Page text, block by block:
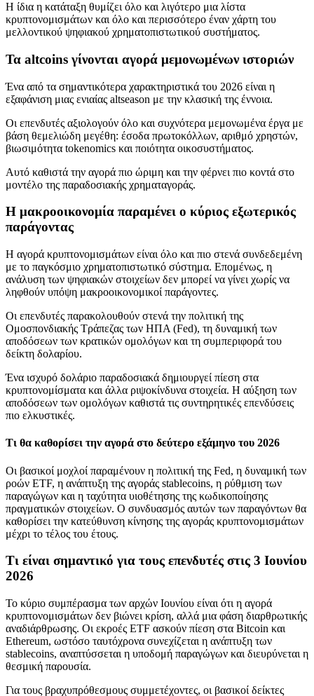
Η ίδια η κατάταξη θυμίζει όλο και λιγότερο μια λίστα
κρυπτονομισμάτων και όλο και περισσότερο έναν χάρτη του
μελλοντικού ψηφιακού χρηματοπιστωτικού συστήματος.
Τα altcoins γίνονται αγορά μεμονωμένων ιστοριών
Ένα από τα σημαντικότερα χαρακτηριστικά του 2026 είναι η
εξαφάνιση μιας ενιαίας altseason με την κλασική της έννοια.
Οι επενδυτές αξιολογούν όλο και συχνότερα μεμονωμένα έργα με
βάση θεμελιώδη μεγέθη: έσοδα πρωτοκόλλων, αριθμό χρηστών,
βιωσιμότητα tokenomics και ποιότητα οικοσυστήματος.
Αυτό καθιστά την αγορά πιο ώριμη και την φέρνει πιο κοντά στο
μοντέλο της παραδοσιακής χρηματαγοράς.
Η μακροοικονομία παραμένει ο κύριος εξωτερικός
παράγοντας
Η αγορά κρυπτονομισμάτων είναι όλο και πιο στενά συνδεδεμένη
με το παγκόσμιο χρηματοπιστωτικό σύστημα. Επομένως, η
ανάλυση των ψηφιακών στοιχείων δεν μπορεί να γίνει χωρίς να
ληφθούν υπόψη μακροοικονομικοί παράγοντες.
Οι επενδυτές παρακολουθούν στενά την πολιτική της
Ομοσπονδιακής Τράπεζας των ΗΠΑ (Fed), τη δυναμική των
αποδόσεων των κρατικών ομολόγων και τη συμπεριφορά του
δείκτη δολαρίου.
Ένα ισχυρό δολάριο παραδοσιακά δημιουργεί πίεση στα
κρυπτονομίσματα και άλλα ριψοκίνδυνα στοιχεία. Η αύξηση των
αποδόσεων των ομολόγων καθιστά τις συντηρητικές επενδύσεις
πιο ελκυστικές.
Τι θα καθορίσει την αγορά στο δεύτερο εξάμηνο του 2026
Οι βασικοί μοχλοί παραμένουν η πολιτική της Fed, η δυναμική των
ροών ETF, η ανάπτυξη της αγοράς stablecoins, η ρύθμιση των
παραγώγων και η ταχύτητα υιοθέτησης της κωδικοποίησης
πραγματικών στοιχείων. Ο συνδυασμός αυτών των παραγόντων θα
καθορίσει την κατεύθυνση κίνησης της αγοράς κρυπτονομισμάτων
μέχρι το τέλος του έτους.
Τι είναι σημαντικό για τους επενδυτές στις 3 Ιουνίου
2026
Το κύριο συμπέρασμα των αρχών Ιουνίου είναι ότι η αγορά
κρυπτονομισμάτων δεν βιώνει κρίση, αλλά μια φάση διαρθρωτικής
αναδιάρθρωσης. Οι εκροές ETF ασκούν πίεση στα Bitcoin και
Ethereum, ωστόσο ταυτόχρονα συνεχίζεται η ανάπτυξη των
stablecoins, αναπτύσσεται η υποδομή παραγώγων και διευρύνεται η
θεσμική παρουσία.
Για τους βραχυπρόθεσμους συμμετέχοντες, οι βασικοί δείκτες